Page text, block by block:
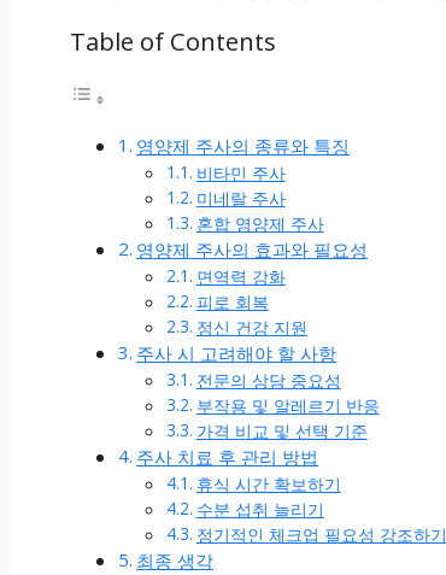
Table of Contents
영양제 주사의 종류와 특징
비타민 주사
미네랄 주사
혼합 영양제 주사
영양제 주사의 효과와 필요성
면역력 강화
피로 회복
정신 건강 지원
주사 시 고려해야 할 사항
전문의 상담 중요성
부작용 및 알레르기 반응
가격 비교 및 선택 기준
주사 치료 후 관리 방법
휴식 시간 확보하기
수분 섭취 늘리기
정기적인 체크업 필요성 강조하기
최종 생각